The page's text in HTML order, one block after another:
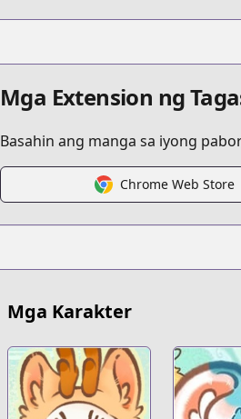
Mga Extension ng
Basahin ang manga sa iyong
Chrome Web Store
Mga Karakter